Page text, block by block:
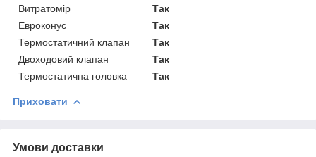
Витратомір
Так
Евроконус
Так
Термостатичний клапан
Так
Двоходовий клапан
Так
Термостатична головка
Так
Приховати
Умови доставки